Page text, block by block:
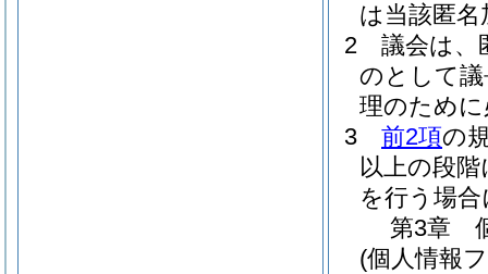
は当該匿
2
議会は、
のとして
理のため
3
前2項の
以上の段
を行う場
第3章
(個人情報